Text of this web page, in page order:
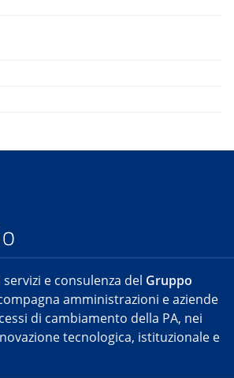
e consulenza del Gruppo
amministrazioni e aziende
di cambiamento della PA, nei
tecnologica, istituzionale e